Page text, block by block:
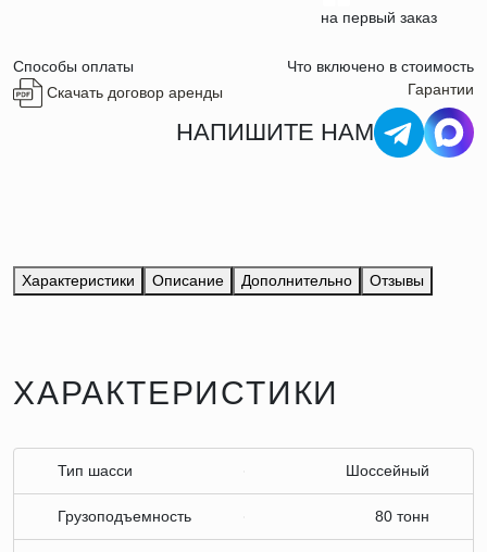
на первый заказ
Способы оплаты
Что включено в стоимость
Скачать договор аренды
Гарантии
НАПИШИТЕ НАМ
Характеристики Описание Дополнительно Отзывы
ХАРАКТЕРИСТИКИ
Тип шасси Шоссейный
Грузоподъемность 80 тонн